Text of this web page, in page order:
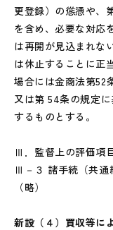
更登録）の慫慂や、
を含め、必要な対応
は再開が見込まれな
は休止することに正
場合には金商法第52
又は第 54条の規定
するものとする。
Ⅲ．監督上の評価項
Ⅲ－３ 諸手続（共通
（略）
新設（４）買収等に